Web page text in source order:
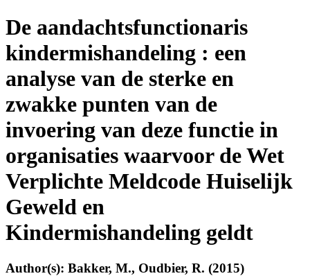
De aandachtsfunctionaris
kindermishandeling : een
analyse van de sterke en
zwakke punten van de
invoering van deze functie in
organisaties waarvoor de Wet
Verplichte Meldcode Huiselijk
Geweld en
Kindermishandeling geldt
Author(s): Bakker, M., Oudbier, R. (2015)